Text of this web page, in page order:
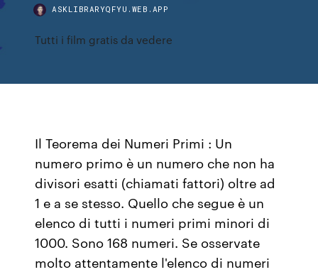
ASKLIBRARYQFYU.WEB.APP
Tutti i film gratis da vedere
Il Teorema dei Numeri Primi : Un
numero primo è un numero che non ha
divisori esatti (chiamati fattori) oltre ad
1 e a se stesso. Quello che segue è un
elenco di tutti i numeri primi minori di
1000. Sono 168 numeri. Se osservate
molto attentamente l'elenco di numeri